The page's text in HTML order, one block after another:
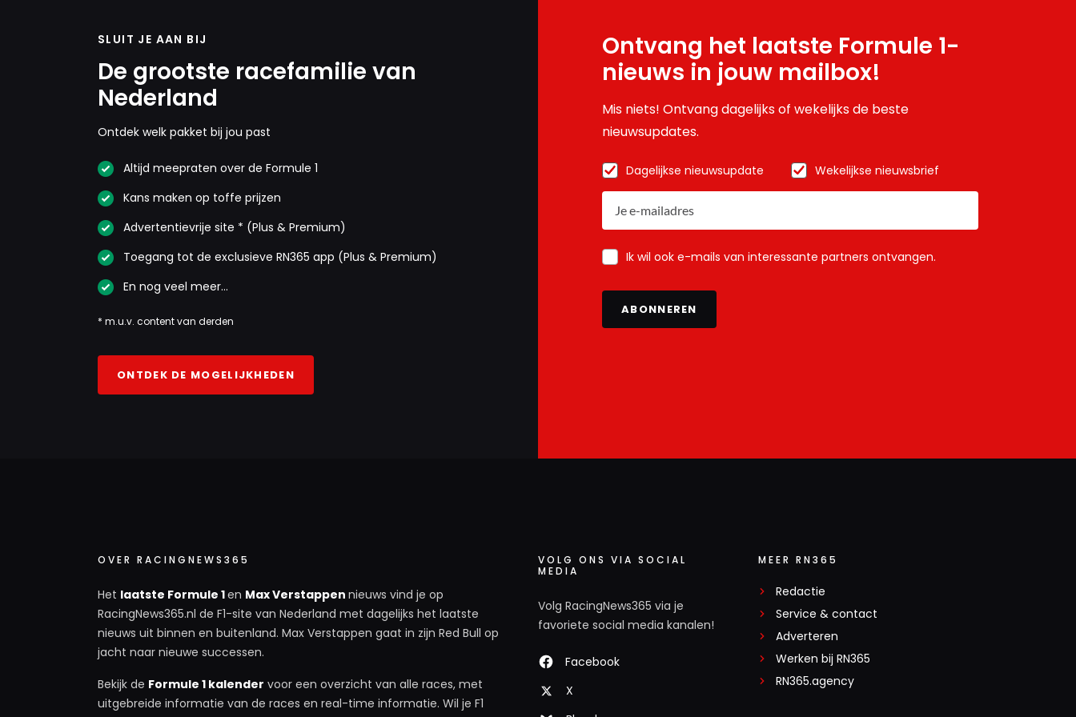
SLUIT JE AAN BIJ
De grootste racefamilie van
Nederland
Ontdek welk pakket bij jou past
Altijd meepraten over de Formule 1
Kans maken op toffe prijzen
Advertentievrije site * (Plus & Premium)
Toegang tot de exclusieve RN365 app (Plus & Premium)
En nog veel meer…
* m.u.v. content van derden
ONTDEK DE MOGELIJKHEDEN
Ontvang het laatste Formule 1-
nieuws in jouw mailbox!
Mis niets! Ontvang dagelijks of wekelijks de beste
nieuwsupdates.
Dagelijkse nieuwsupdate Wekelijkse nieuwsbrief
Ik wil ook e-mails van interessante partners ontvangen.
ABONNEREN
OVER RACINGNEWS365
Het laatste Formule 1en Max Verstappen nieuws vind je op
RacingNews365.nl de F1-site van Nederland met dagelijks het laatste
nieuws uit binnen en buitenland. Max Verstappen gaat in zijn Red Bull op
jacht naar nieuwe successen.
Bekijk de Formule 1 kalender voor een overzicht van alle races, met
uitgebreide informatie van de races en real-time informatie. Wil je F1
VOLG ONS VIA SOCIAL
MEDIA
Volg RacingNews365 via je
favoriete social media kanalen!
Facebook
X
MEER RN365
Redactie
Service & contact
Adverteren
Werken bij RN365
RN365.agency